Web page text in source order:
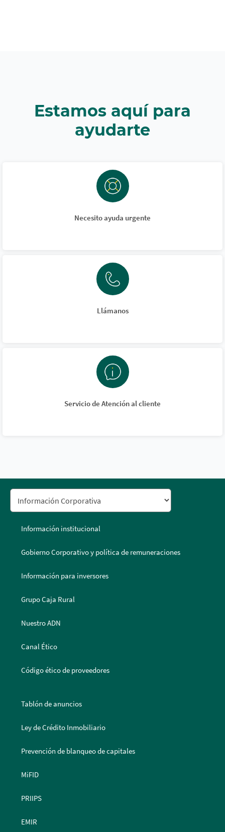
Estamos aquí para
ayudarte
Necesito ayuda urgente
Llámanos
Servicio de Atención al cliente
Información institucional
Gobierno Corporativo y política de remuneraciones
Información para inversores
Grupo Caja Rural
Nuestro ADN
Canal Ético
Código ético de proveedores
Tablón de anuncios
Ley de Crédito Inmobiliario
Prevención de blanqueo de capitales
MiFID
PRIIPS
EMIR